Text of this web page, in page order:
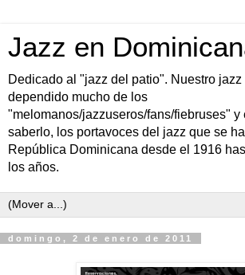
Jazz en
Dedicado al "jazz del patio". Nuestro jazz
dependido mucho de los
"melomanos/jazzuseros/fans/fiebruses" y
saberlo, los portavoces del jazz que se
República Dominicana desde el 1916
los años.
domingo, 2 de enero de 2011